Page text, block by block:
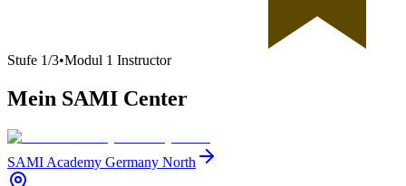
Stufe 1/3•Modul 1 Instructor
Mein SAMI Center
SAMI Academy Germany North